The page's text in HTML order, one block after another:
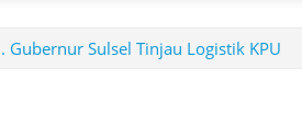
Sulsel Tinjau Logistik KPU